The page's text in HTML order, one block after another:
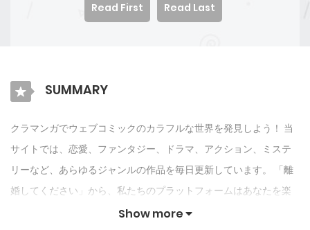
Read First Read Last
SUMMARY
クラマンガでウェブコミックのカラフルな世界を発見しよう！ 当
サイトでは、恋愛、ファンタジー、ドラマ、アクション、ミステ
リーなど、あらゆるジャンルの作品を毎日更新しています。 「離
婚してください」から、私たちのプラットフォームはあなたを楽
しませ続けるためにオリジナル作品とIPを紹介します. クラマンガ
Show more